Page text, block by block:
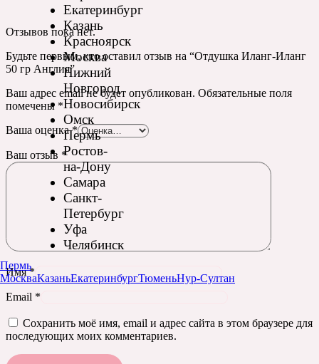
Екатеринбург
Казань
Красноярск
Москва
Нижний
Новгород
Новосибирск
Омск
Пермь
Ростов-
на-Дону
Самара
Санкт-
Петербург
Уфа
Челябинск
Пермь
МоскваКазаньЕкатеринбургТюменьНур-Султан
Отзывов пока нет.
Будьте первым, кто оставил отзыв на “Отдушка Иланг-Иланг
50 гр Англия”
Ваш адрес email не будет опубликован. Обязательные поля
помечены *
Ваша оценка*
Ваш отзыв *
Имя*
Email *
Сохранить моё имя, email и адрес сайта в этом браузере для
последующих моих комментариев.